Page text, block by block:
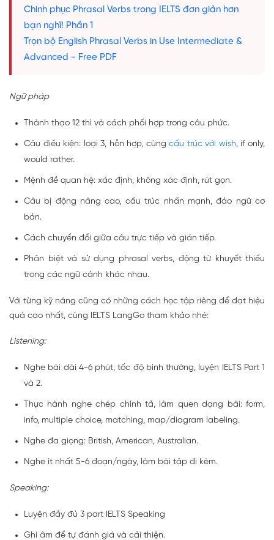
Chinh phục Phrasal Verbs trong IELTS đơn giản hơn
bạn nghĩ! Phần 1
Trọn bộ English Phrasal Verbs in Use Intermediate &
Advanced - Free PDF
Ngữ pháp
Thành thạo 12 thì và cách phối hợp trong câu phức.
Câu điều kiện: loại 3, hỗn hợp, cùngcấu trúc với wish, if only,
would rather.
Mệnh đề quan hệ: xác định, không xác định, rút gọn.
Câu bị động nâng cao, cấu trúc nhấn mạnh, đảo ngữ cơ
bản.
Cách chuyển đổi giữa câu trực tiếp và gián tiếp.
Phân biệt và sử dụng phrasal verbs, động từ khuyết thiếu
trong các ngữ cảnh khác nhau.
Với từng kỹ năng cũng có những cách học tập riêng để đạt hiệu
quả cao nhất, cùng IELTS LangGo tham khảo nhé:
Listening:
Nghe bài dài 4-6 phút, tốc độ bình thường, luyện IELTS Part 1
và 2.
Thực hành nghe chép chính tả, làm quen dạng bài: form,
info, multiple choice, matching, map/diagram labeling.
Nghe đa giọng: British, American, Australian.
Nghe ít nhất 5-6 đoạn/ngày, làm bài tập đi kèm.
Speaking:
Luyện đầy đủ 3 part IELTS Speaking
Ghi âm để tự đánh giá và cải thiện.